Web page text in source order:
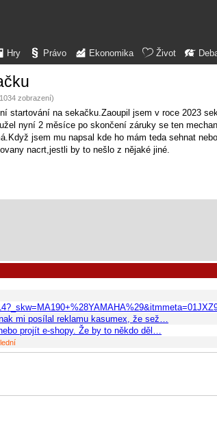
Hry Právo Ekonomika Život
zobrazení)
startování na sekačku.Zaoupil jsem v roce 2023
nyní 2 měsíce po skončení záruky se ten
jsem mu napsal kde ho mám teda sehnat
nacrt,jestli by to nešlo z nějaké jiné.
mi posílal reklamu kasumex, že sež…
projít e-shopy. Že by to někdo děl…